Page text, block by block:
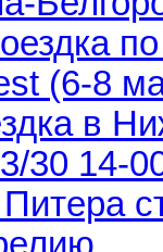
(6-8
в
30 14-